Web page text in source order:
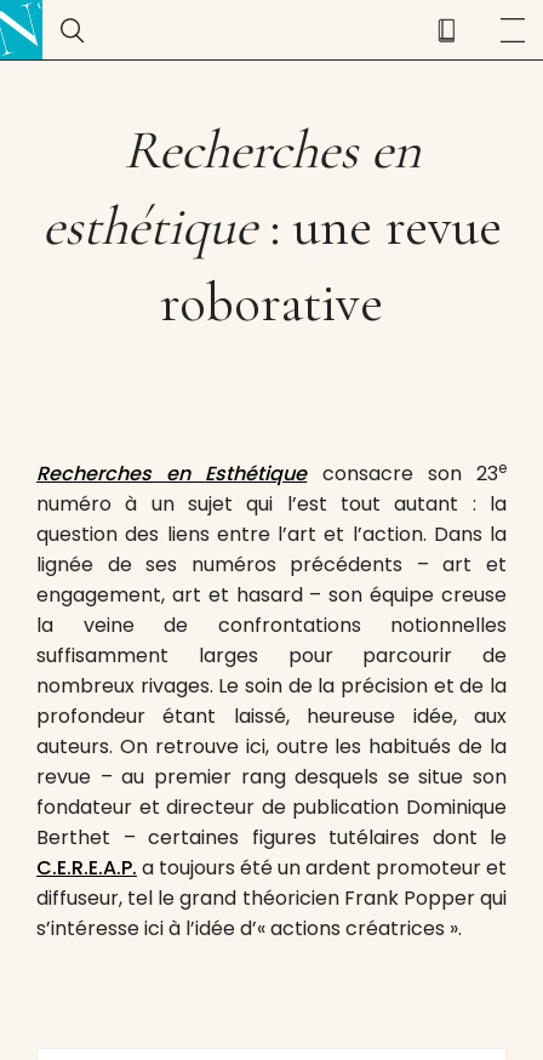
Recherches en
esthétique: une revue
roborative
Recherches en Esthétiqueconsacre son 23e
numéro à un sujet qui l’est tout autant : la
question des liens entre l’art et l’action. Dans la
lignée de ses numéros précédents – art et
engagement, art et hasard – son équipe creuse
la veine de confrontations notionnelles
suffisamment larges pour parcourir de
nombreux rivages. Le soin de la précision et de la
profondeur étant laissé, heureuse idée, aux
auteurs. On retrouve ici, outre les habitués de la
revue – au premier rang desquels se situe son
fondateur et directeur de publication Dominique
Berthet – certaines figures tutélaires dont le
C.E.R.E.A.P. a toujours été un ardent promoteur et
diffuseur, tel le grand théoricien Frank Popper qui
s’intéresse ici à l’idée d’« actions créatrices ».